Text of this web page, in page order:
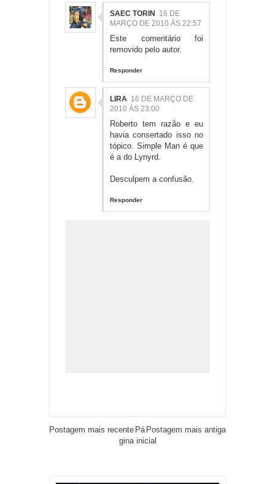
SAEC TORIN 16 DE
MARÇO DE 2010 ÀS 22:57
Este comentário foi
removido pelo autor.
Responder
LIRA 16 DE MARÇO DE
2010 ÀS 23:00
Roberto tem razão e eu
havia consertado isso no
tópico. Simple Man é que
é a do Lynyrd.
Desculpem a confusão.
Responder
Postagem mais recente Postagem mais antiga
Pá
gina inicial